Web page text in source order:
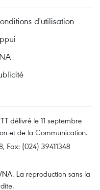
d'utilisation
délivré le 11 septembre
et de la Communication.
Fax: (024) 39411348
La reproduction sans la